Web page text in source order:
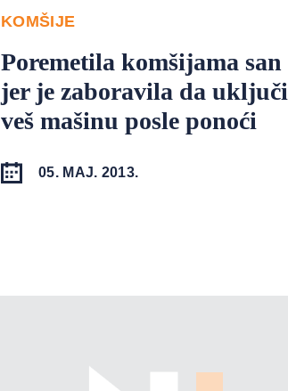
KOMŠIJE
Poremetila komšijama san
jer je zaboravila da uključi
veš mašinu posle ponoći
05. MAJ. 2013.